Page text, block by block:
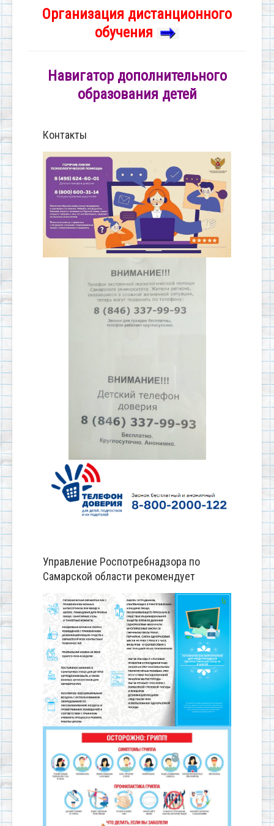
Организация дистанционного
обучения
Навигатор дополнительного
образования детей
Контакты
Управление Роспотребнадзора по
Самарской области рекомендует